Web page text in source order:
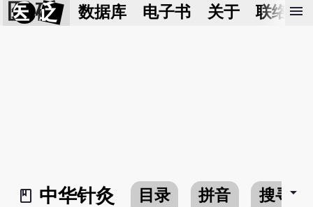
医 砭 数据库 电子书 关于 联络我
menu
book_2
中华针灸 目录 拼音 搜寻arrow_drop_down